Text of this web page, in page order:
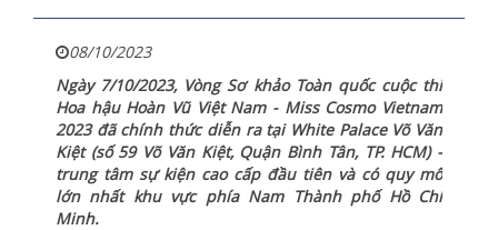
08/10/2023
Ngày 7/10/2023, Vòng Sơ khảo Toàn quốc cuộc thi
Hoa hậu Hoàn Vũ Việt Nam - Miss Cosmo Vietnam
2023 đã chính thức diễn ra tại White Palace Võ Văn
Kiệt (số 59 Võ Văn Kiệt, Quận Bình Tân, TP. HCM) -
trung tâm sự kiện cao cấp đầu tiên và có quy mô
lớn nhất khu vực phía Nam Thành phố Hồ Chí
Minh.